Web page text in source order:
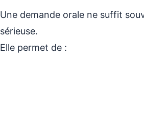
Une demande orale ne suffit
sérieuse.
Elle permet de :